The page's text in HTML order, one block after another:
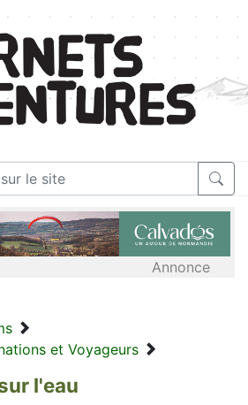
Annonce
et Voyageurs
l'eau